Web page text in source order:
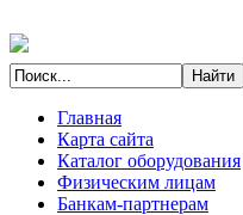
Главная
Карта сайта
Каталог оборудования
Физическим лицам
Банкам-партнерам